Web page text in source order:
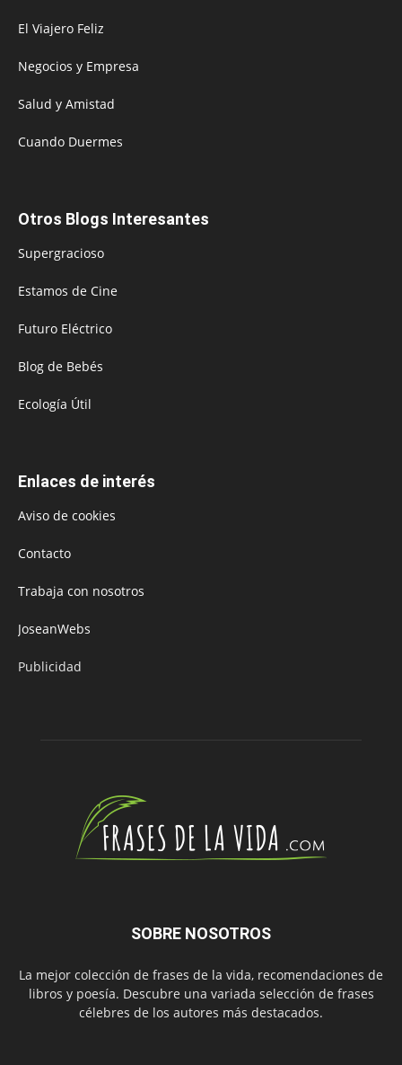
El Viajero Feliz
Negocios y Empresa
Salud y Amistad
Cuando Duermes
Otros Blogs Interesantes
Supergracioso
Estamos de Cine
Futuro Eléctrico
Blog de Bebés
Ecología Útil
Enlaces de interés
Aviso de cookies
Contacto
Trabaja con nosotros
JoseanWebs
Publicidad
SOBRE NOSOTROS
La mejor colección de frases de la vida, recomendaciones de
libros y poesía. Descubre una variada selección de frases
célebres de los autores más destacados.